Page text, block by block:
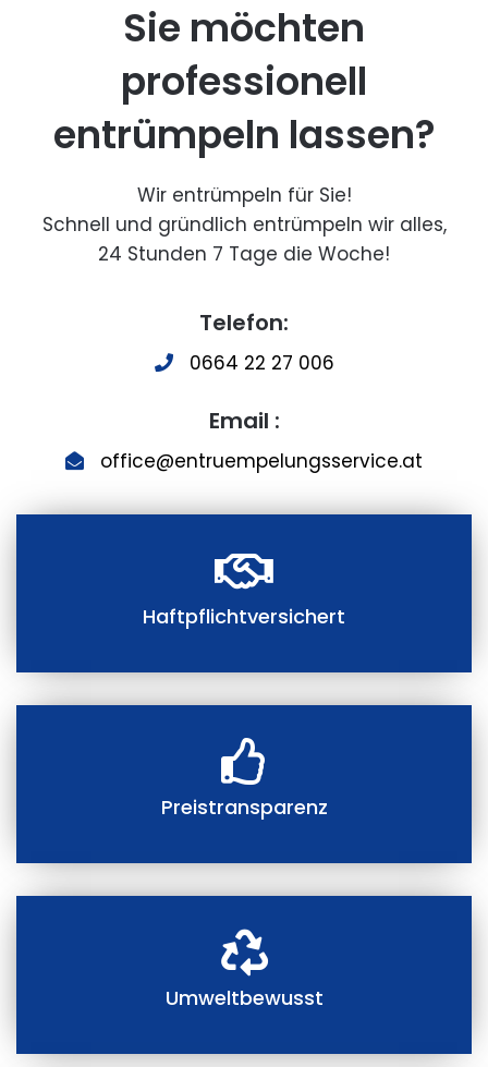
Sie möchten
professionell
entrümpeln lassen?
Wir entrümpeln für Sie!
Schnell und gründlich entrümpeln wir alles,
24 Stunden 7 Tage die Woche!
Telefon:
0664 22 27 006
Email :
office@entruempelungsservice.at
Haftpflichtversichert
Preistransparenz
Umweltbewusst